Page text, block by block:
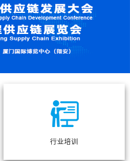
行业培训